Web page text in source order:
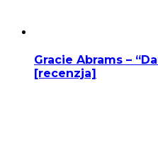
Gracie Abrams –
[recenzja]